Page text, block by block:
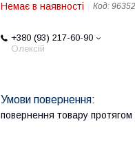
Немає в наявності Код:
+380 (93) 217-60-90
Олексій
повернення товару протягом